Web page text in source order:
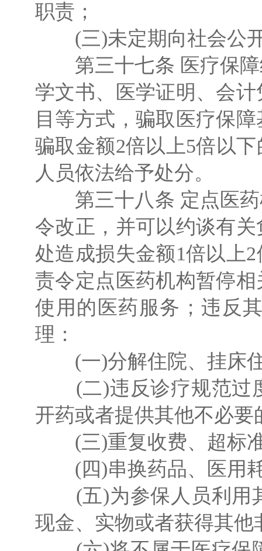
职责；
(三)未定期向社会公开
第三十七条 医疗保障
学文书、医学证明、会
目等方式，骗取医疗保
骗取金额2倍以上5倍以
人员依法给予处分。
第三十八条 定点医药
令改正，并可以约谈有
处造成损失金额1倍以上
责令定点医药机构暂停
使用的医药服务；违反
理：
(一)分解住院、挂床
(二)违反诊疗规范过度
开药或者提供其他不必要
(三)重复收费、超标准
(四)串换药品、医用耗
(五)为参保人员利用其
现金、实物或者获得其